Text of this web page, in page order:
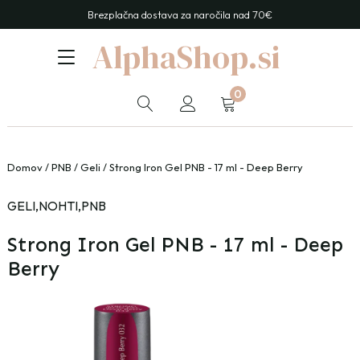
Brezplačna dostava za naročila nad 70€
AlphaShop.si
0
Domov/PNB /Geli / Strong Iron Gel PNB - 17 ml - Deep Berry
GELI,NOHTI,PNB
Strong Iron Gel PNB - 17 ml - Deep
Berry